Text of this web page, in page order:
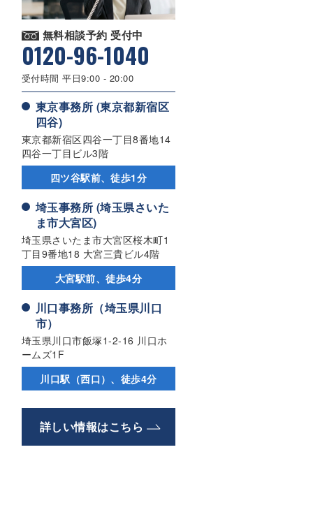
無料相談予約 受付中
0120-96-1040
受付時間 平日9:00 - 20:00
東京事務所 (東京都新宿区
四谷)
東京都新宿区四谷一丁目8番地14
四谷一丁目ビル3階
四ツ谷駅前、徒歩1分
埼玉事務所 (埼玉県さいた
ま市大宮区)
埼玉県さいたま市大宮区桜木町1
丁目9番地18 大宮三貴ビル4階
大宮駅前、徒歩4分
川口事務所（埼玉県川口
市）
埼玉県川口市飯塚1-2-16 川口ホ
ームズ1F
川口駅（西口）、徒歩4分
詳しい情報はこちら